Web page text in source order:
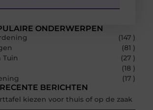
ONDERWERPEN
(147 )
(81 )
Tuin
(27 )
(18 )
(17 )
RECENTE BERICHTEN
kiezen voor thuis of op de zaak